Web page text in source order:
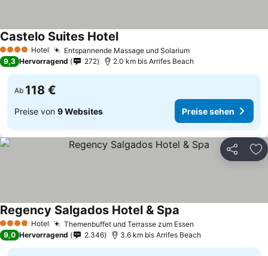
4 Sterne Hotel Entspannende Massage und Solarium
Castelo Suites Hotel
9,3 Hervorragend 272 2.0 km bis Arrifes Beach
Ab 118 €
Preise von 9 Websites Preise sehen
Teilen
4 Sterne Hotel Themenbuffet und Terrasse zum Essen
Regency Salgados Hotel & Spa
9,0 Hervorragend 2.346 3.6 km bis Arrifes Beach